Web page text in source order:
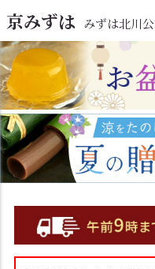
京みずは みずは北川